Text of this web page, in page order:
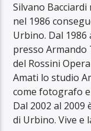
Silvano Bacciardi
nel 1986
Urbino. Dal
presso Armando
del Rossini
Amati lo studio
come fotografo
Dal 2002 al 2009
di Urbino. Vive e